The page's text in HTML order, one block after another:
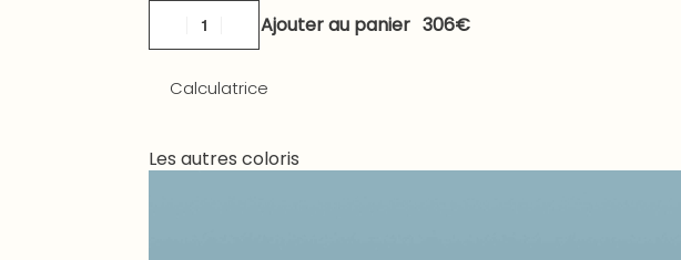
Ajouter au panier
Calculatrice
Les autres coloris